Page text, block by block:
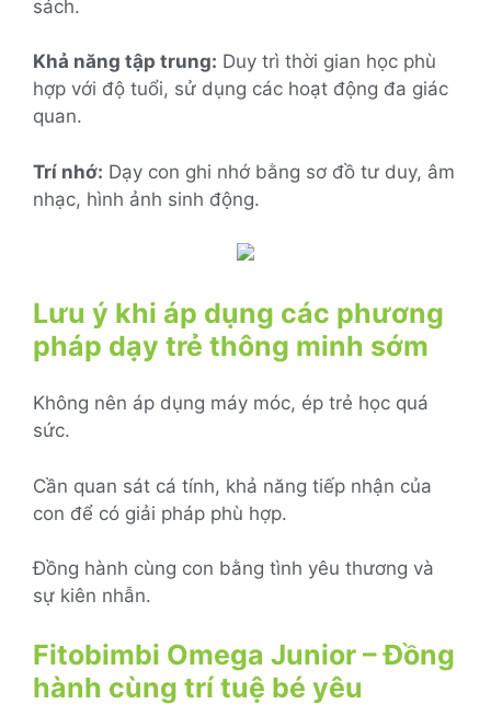
sách.
Khả năng tập trung: Duy trì thời gian học phù
hợp với độ tuổi, sử dụng các hoạt động đa giác
quan.
Trí nhớ: Dạy con ghi nhớ bằng sơ đồ tư duy, âm
nhạc, hình ảnh sinh động.
Lưu ý khi áp dụng các phương
pháp dạy trẻ thông minh sớm
Không nên áp dụng máy móc, ép trẻ học quá
sức.
Cần quan sát cá tính, khả năng tiếp nhận của
con để có giải pháp phù hợp.
Đồng hành cùng con bằng tình yêu thương và
sự kiên nhẫn.
Fitobimbi Omega Junior – Đồng
hành cùng trí tuệ bé yêu